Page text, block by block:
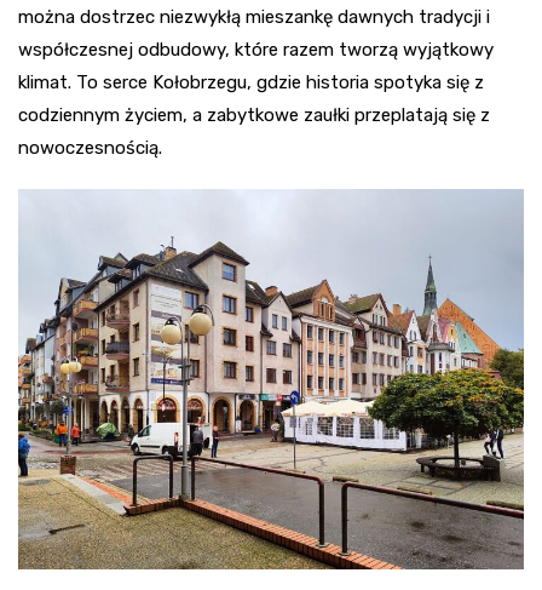
można dostrzec niezwykłą mieszankę dawnych tradycji i
współczesnej odbudowy, które razem tworzą wyjątkowy
klimat. To serce Kołobrzegu, gdzie historia spotyka się z
codziennym życiem, a zabytkowe zaułki przeplatają się z
nowoczesnością.